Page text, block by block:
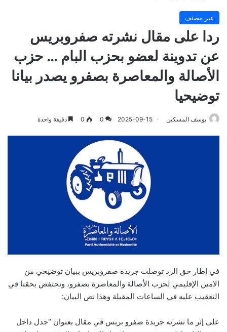
غير مصنف
ردا على مقال نشرته صفروبريس
عن تدوينة لعضو بحزب البام … حزب
الأصالة والمعاصرة بصفرو يصدر بيانا
توضيحيا
يوسف المسكين 2025-09-15
0
0 دقيقة واحدة
في إطار حق الرد توصلت جريدة صفروبريس ببيان توضيحي من
الامين الإقليمي لحزب الأصالة والمعاصرة بصفرو، ونحتفض بحقنا في
التعقيب عليه في الساعات المقبلة وهذا نص البيان:
على إثر ما نشرته جريدة صفرو بريس في مقال بعنوان “جدل داخل